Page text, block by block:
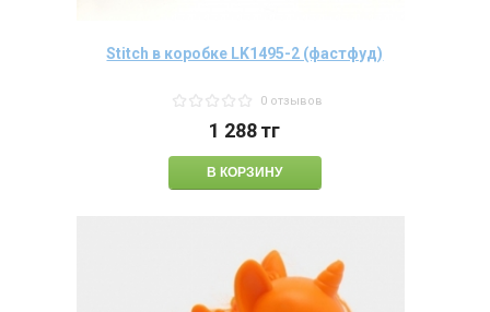
Stitch в коробке LK1495-2 (фастфуд)
0 отзывов
1 288тг